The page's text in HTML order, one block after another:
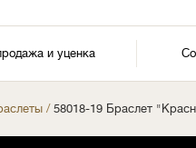
и уценка
/ 58018-19 Браслет